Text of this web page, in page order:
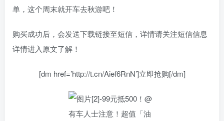
单，这个周末就开车去秋游吧！
购买成功后，会发送下载链接至短信，详情请关注短信信息
详情进入原文了解！
[dm href=’http://t.cn/Aief6RnN’]立即抢购[/dm]